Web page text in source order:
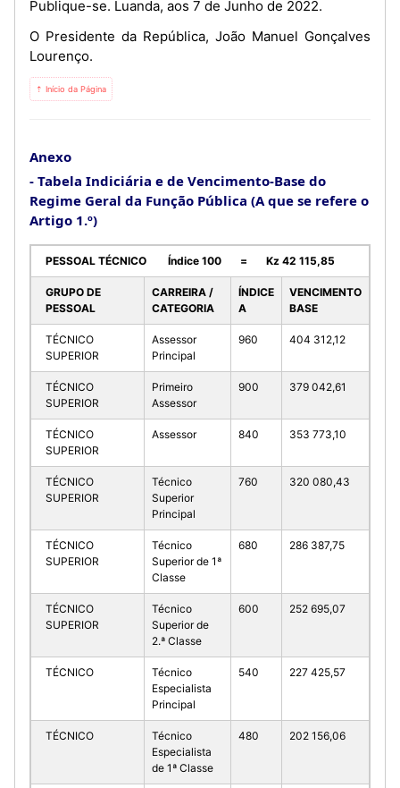
Publique-se. Luanda, aos 7 de Junho de 2022.
O Presidente da República, João Manuel Gonçalves
Lourenço.
⇡ Início da Página
Anexo
Tabela Indiciária e de Vencimento-Base do
Regime Geral da Função Pública (A que se refere o
Artigo 1.º)
PESSOAL TÉCNICO Índice 100 = Kz 42 115,85
GRUPO DE
PESSOAL
CARREIRA /
CATEGORIA
ÍNDICE
A
VENCIMENTO
BASE
TÉCNICO
SUPERIOR
Assessor
Principal
960 404 312,12
TÉCNICO
SUPERIOR
Primeiro
Assessor
900 379 042,61
TÉCNICO
SUPERIOR
Assessor 840 353 773,10
TÉCNICO
SUPERIOR
Técnico
Superior
Principal
760 320 080,43
TÉCNICO
SUPERIOR
Técnico
Superior de 1ª
Classe
680 286 387,75
TÉCNICO
SUPERIOR
Técnico
Superior de
2.ª Classe
600 252 695,07
TÉCNICO
Técnico
Especialista
Principal
540 227 425,57
TÉCNICO
Técnico
Especialista
de 1ª Classe
480 202 156,06